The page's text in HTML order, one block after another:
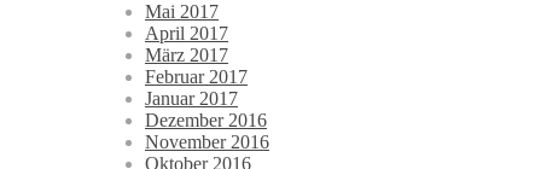
Mai 2017
April 2017
März 2017
Februar 2017
Januar 2017
Dezember 2016
November 2016
Oktober 2016